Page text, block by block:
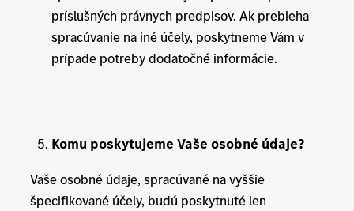
príslušných právnych predpisov. Ak prebieha
spracúvanie na iné účely, poskytneme Vám v
prípade potreby dodatočné informácie.
Komu poskytujeme Vaše osobné údaje?
Vaše osobné údaje, spracúvané na vyššie
špecifikované účely, budú poskytnuté len